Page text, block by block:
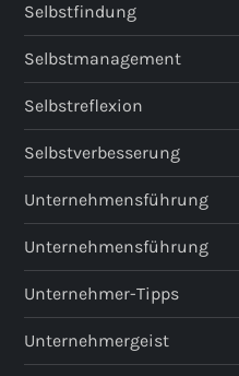
Selbstfindung
Selbstmanagement
Selbstreflexion
Selbstverbesserung
Unternehmensführung
Unternehmensführung
Unternehmer-Tipps
Unternehmergeist